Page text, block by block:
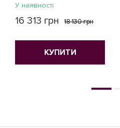
У наявності
16 313 грн 18 130 грн
КУПИТИ